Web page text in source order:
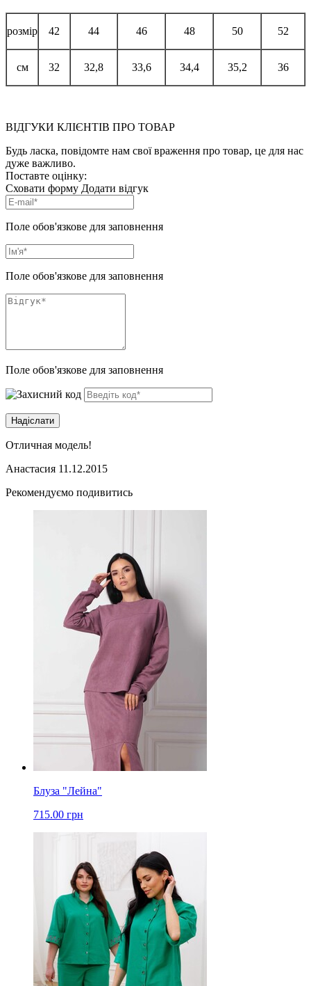
розмір 42 44 46 48 50 52
см 32 32,8 33,6 34,4 35,2 36
ВІДГУКИ КЛІЄНТІВ ПРО ТОВАР
Будь ласка, повідомте нам свої враження про товар, це для нас
дуже важливо.
Поставте оцінку:
Сховати форму Додати відгук
Поле обов'язкове для заповнення
Поле обов'язкове для заповнення
Поле обов'язкове для заповнення
Отличная модель!
Анастасия 11.12.2015
Рекомендуємо подивитись
Блуза "Лейна"
715.00 грн